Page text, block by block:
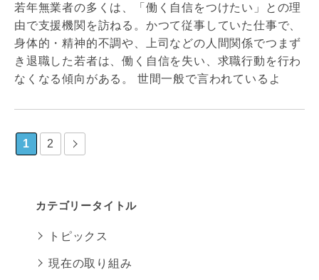
若年無業者の多くは、「働く自信をつけたい」との理
由で支援機関を訪ねる。かつて従事していた仕事で、
身体的・精神的不調や、上司などの人間関係でつまず
き退職した若者は、働く自信を失い、求職行動を行わ
なくなる傾向がある。 世間一般で言われているよ
1 2
カテゴリータイトル
トピックス
現在の取り組み